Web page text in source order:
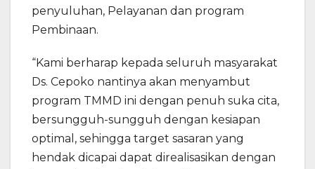
penyuluhan, Pelayanan dan program
Pembinaan.
“Kami berharap kepada seluruh masyarakat
Ds. Cepoko nantinya akan menyambut
program TMMD ini dengan penuh suka cita,
bersungguh-sungguh dengan kesiapan
optimal, sehingga target sasaran yang
hendak dicapai dapat direalisasikan dengan